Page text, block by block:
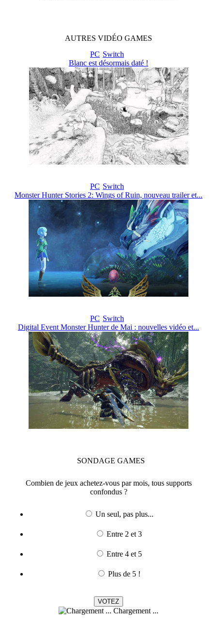
AUTRES VIDÉO GAMES
PC Switch
Blanc est désormais daté !
PC Switch
Monster Hunter Stories 2: Wings of Ruin, nouveau trailer et...
PC Switch
Digital Event Monster Hunter de Mai : nouvelles vidéo et...
SONDAGE GAMES
Combien de jeux achetez-vous par mois, tous supports
confondus ?
Un seul, pas plus...
Entre 2 et 3
Entre 4 et 5
Plus de 5 !
Chargement ...